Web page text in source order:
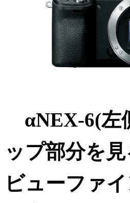
αNEX-6(左
ップ部分を
ビューファ